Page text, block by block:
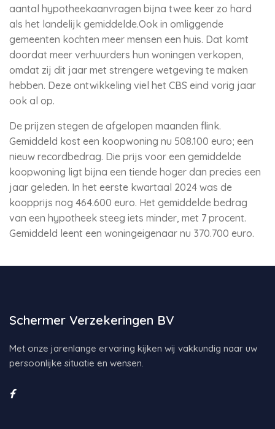
aantal hypotheekaanvragen bijna twee keer zo hard
als het landelijk gemiddelde.Ook in omliggende
gemeenten kochten meer mensen een huis. Dat komt
doordat meer verhuurders hun woningen verkopen,
omdat zij dit jaar met strengere wetgeving te maken
hebben. Deze ontwikkeling viel het CBS eind vorig jaar
ook al op.
De prijzen stegen de afgelopen maanden flink.
Gemiddeld kost een koopwoning nu 508.100 euro; een
nieuw recordbedrag. Die prijs voor een gemiddelde
koopwoning ligt bijna een tiende hoger dan precies een
jaar geleden. In het eerste kwartaal 2024 was de
koopprijs nog 464.600 euro. Het gemiddelde bedrag
van een hypotheek steeg iets minder, met 7 procent.
Gemiddeld leent een woningeigenaar nu 370.700 euro.
Schermer Verzekeringen BV
Met onze jarenlange ervaring kijken wij vakkundig naar uw
persoonlijke situatie en wensen.